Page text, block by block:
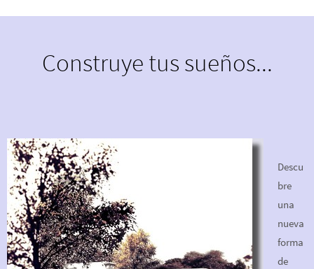
Construye tus sueños...
Descu
bre
una
nueva
forma